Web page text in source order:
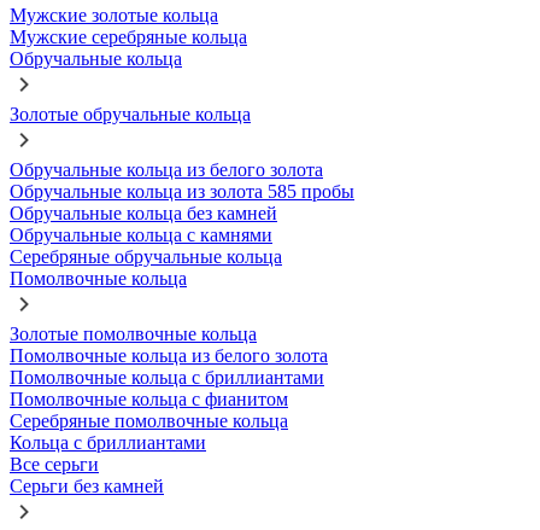
Мужские золотые кольца
Мужские серебряные кольца
Обручальные кольца
Золотые обручальные кольца
Обручальные кольца из белого золота
Обручальные кольца из золота 585 пробы
Обручальные кольца без камней
Обручальные кольца с камнями
Серебряные обручальные кольца
Помолвочные кольца
Золотые помолвочные кольца
Помолвочные кольца из белого золота
Помолвочные кольца с бриллиантами
Помолвочные кольца с фианитом
Серебряные помолвочные кольца
Кольца с бриллиантами
Все серьги
Серьги без камней